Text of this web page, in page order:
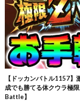
【ドッカンバトル1157
成でも勝てる体クウラ極
Battle】